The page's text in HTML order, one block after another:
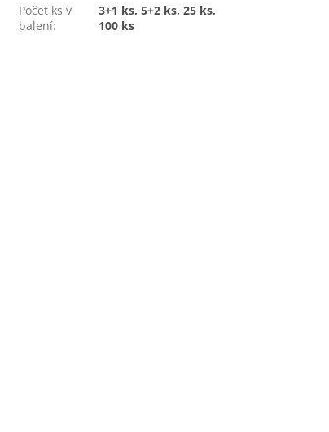
Počet ks v
balení:
3+1 ks, 5+2 ks, 25 ks,
100 ks